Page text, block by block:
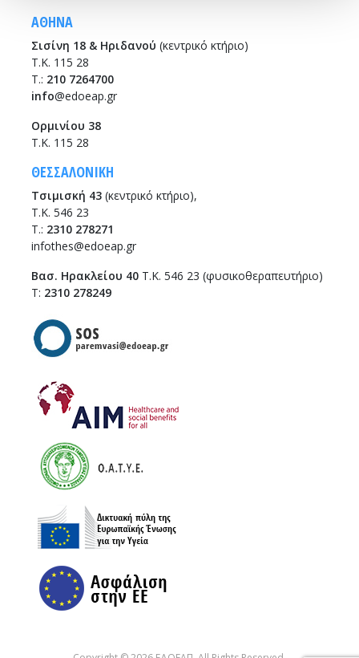
ΑΘΗΝΑ
Σισίνη 18 & Ηριδανού (κεντρικό κτήριο)
Τ.Κ. 115 28
T.: 210 7264700
info@edoeap.gr
Ορμινίου 38
Τ.Κ. 115 28
ΘΕΣΣΑΛΟΝΙΚΗ
Τσιμισκή 43 (κεντρικό κτήριο),
Τ.Κ. 546 23
T.: 2310 278271
infothes@edoeap.gr
Βασ. Ηρακλείου 40 Τ.Κ. 546 23 (φυσικοθεραπευτήριο)
Τ: 2310 278249